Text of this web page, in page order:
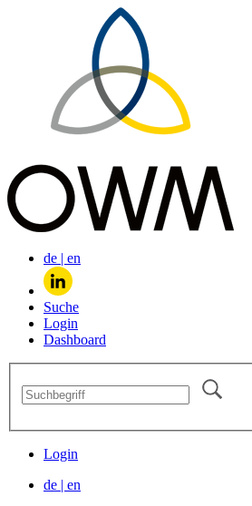
de | en
Suche
Login
Dashboard
Login
de | en